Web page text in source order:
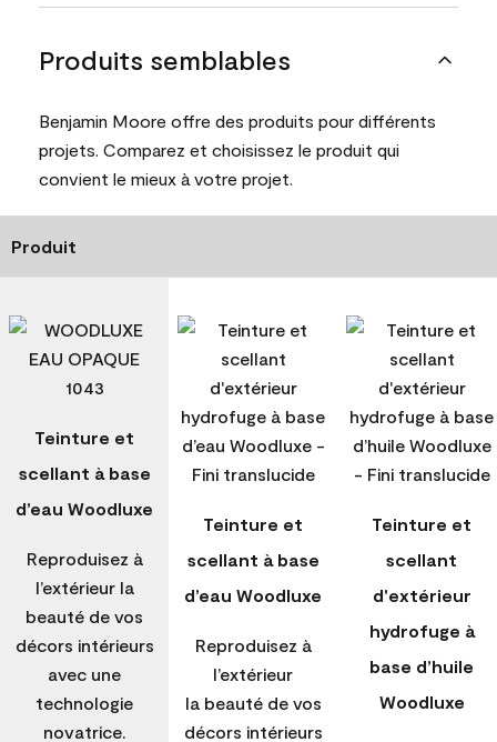
Produits semblables
Benjamin Moore offre des produits pour différents
projets. Comparez et choisissez le produit qui
convient le mieux à votre projet.
Produit
Teinture et
scellant à base
d’eau Woodluxe
Reproduisez à
l’extérieur la
beauté de vos
décors intérieurs
avec une
technologie
novatrice.
Teinture et
scellant à base
d’eau Woodluxe
Reproduisez à
l’extérieur
la beauté de vos
décors intérieurs
Teinture et
scellant
d'extérieur
hydrofuge à
base d’huile
Woodluxe